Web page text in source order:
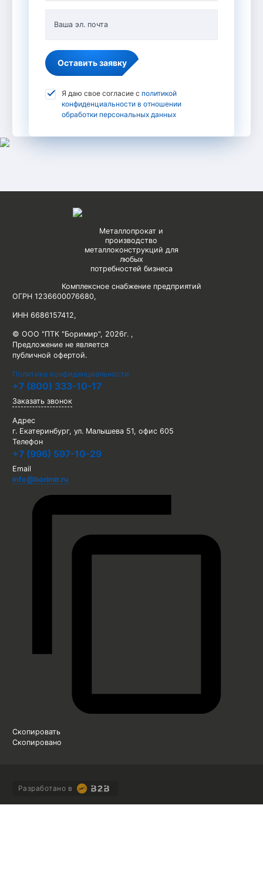
Ваша эл. почта
Оставить заявку
Я даю свое согласие с политикой
конфиденциальности в отношении
обработки персональных данных
Металлопрокат и
производство
металлоконструкций для
любых
потребностей бизнеса
Комплексное снабжение предприятий
ОГРН 1236600076680,
ИНН 6686157412,
© ООО "ПТК "Боримир", 2026г. ,
Предложение не является
публичной офертой.
Политика конфиденциальности
+7 (800) 333-10-17
Заказать звонок
Адрес
г. Екатеринбург, ул. Малышева 51, офис 605
Телефон
+7 (996) 597-10-29
Email
info@borimir.ru
Скопировать
Скопировано
Разработано в